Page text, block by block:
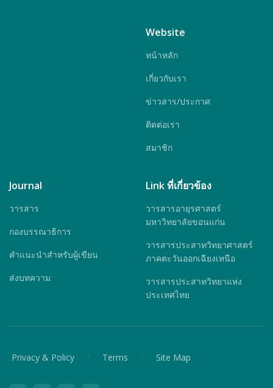
Website
หน้าหลัก
เกี่ยวกับเรา
ข่าวสาร/ประกาศ
ติดต่อเรา
สมาชิก
Journal
วารสาร
กองบรรณาธิการ
คำแนะนำสำหรับผู้เขียน
ส่งบทความ
Link ที่เกี่ยวข้อง
วารสารอายุรศาสตร์
มหาวิทยาลัยขอนแก่น
วารสารประสาทวิทยาศาสตร์
ภาคตะวันออกเฉียงเหนือ
วารสารประสาทวิทยาแห่ง
ประเทศไทย
Privacy & Policy / Terms / Site Map